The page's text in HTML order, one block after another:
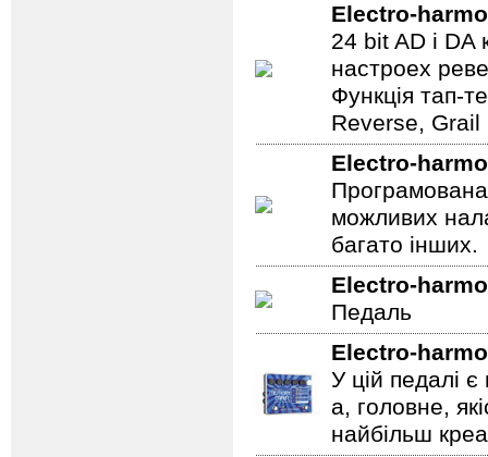
Electro-
24 bit AD і
настроех
Функція тап-
Reverse, Grail
Electro-
можливих
багато інших.
Electro-
Педаль
Electro-
У цій педалі
а, головне,
найбільш